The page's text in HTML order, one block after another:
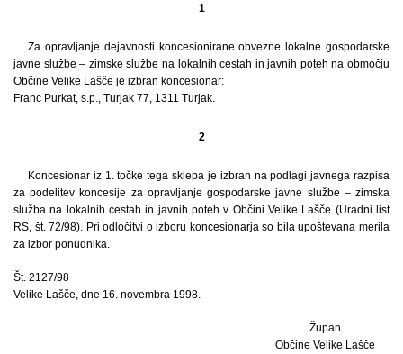
1
Za opravljanje dejavnosti koncesionirane obvezne lokalne gospodarske
javne službe – zimske službe na lokalnih cestah in javnih poteh na območju
Občine Velike Lašče je izbran koncesionar:
Franc Purkat, s.p., Turjak 77, 1311 Turjak.
2
Koncesionar iz 1. točke tega sklepa je izbran na podlagi javnega razpisa
za podelitev koncesije za opravljanje gospodarske javne službe – zimska
služba na lokalnih cestah in javnih poteh v Občini Velike Lašče (Uradni list
RS, št. 72/98). Pri odločitvi o izboru koncesionarja so bila upoštevana merila
za izbor ponudnika.
Št. 2127/98
Velike Lašče, dne 16. novembra 1998.
Župan
Občine Velike Lašče